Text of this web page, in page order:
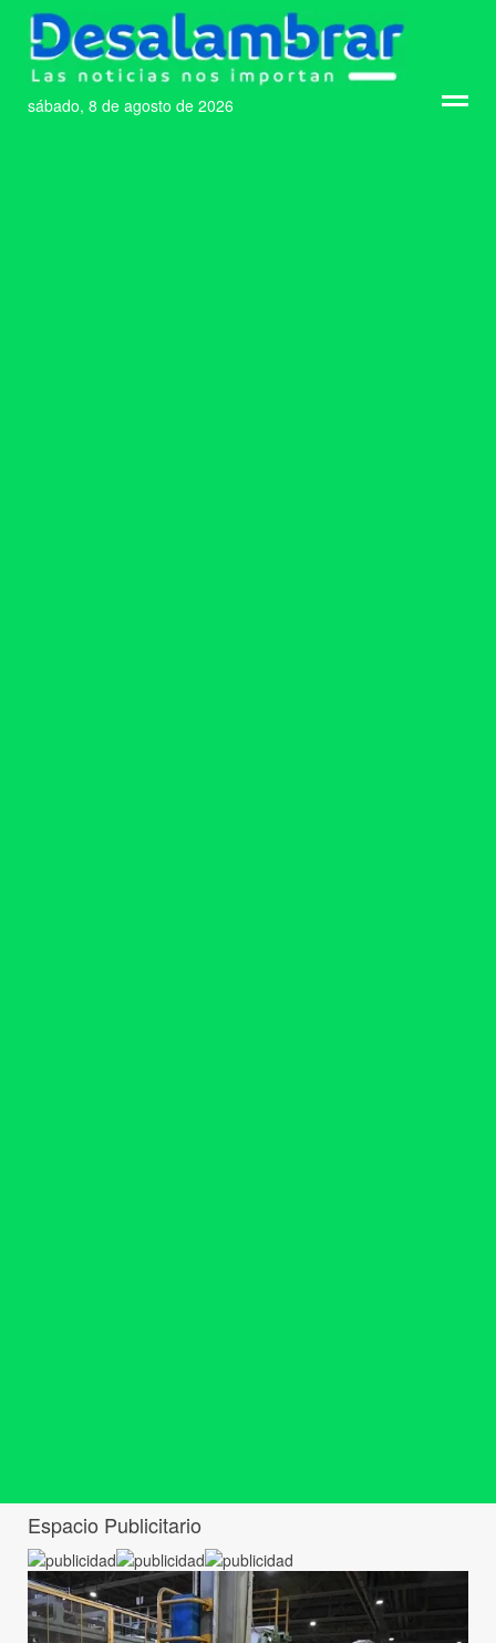
sábado, 8 de agosto de 2026
Espacio Publicitario